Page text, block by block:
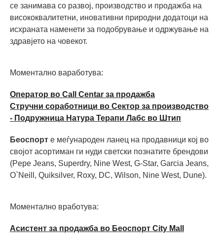
се занимава со развој, производство и продажба на
висококвалитетни, иновативни природни додатоци на
исхраната наменети за подобрување и одржување на
здравјето на човекот.
Моментално ваработува:
Оператор во Call Centar за продажба
Стручни соработници во Сектор за производство
- Подружница Натура Терапи Лабс во Штип
Беоспорт е меѓународен ланец на продавници кој во
својот асортиман ги нуди светски познатите брендови
(Pepe Jeans, Superdry, Nine West, G-Star, Garcia Jeans,
O`Neill, Quiksilver, Roxy, DC, Wilson, Nine West, Dune).
Моментално вработува:
Асистент за продажба во Беоспорт City Mall